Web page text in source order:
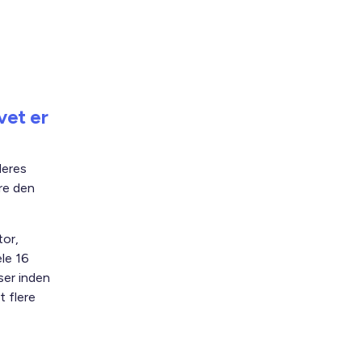
er
den
16
inden
flere